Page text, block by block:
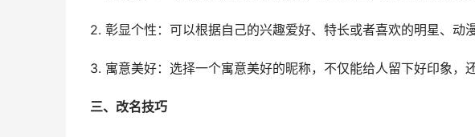
2. 彰显个性：可以根据自己的兴趣爱好、特长或者喜欢的明星、动
3. 寓意美好：选择一个寓意美好的昵称，不仅能给人留下好印象，
三、改名技巧